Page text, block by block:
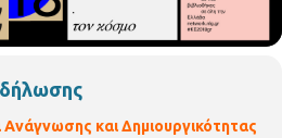
Ανάγνωσης και Δημιουργικότητας